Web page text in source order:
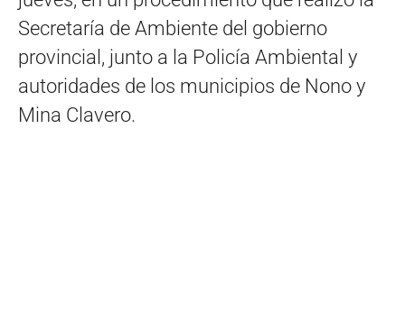
Secretaría de Ambiente del gobierno
provincial, junto a la Policía Ambiental y
autoridades de los municipios de Nono y
Mina Clavero.